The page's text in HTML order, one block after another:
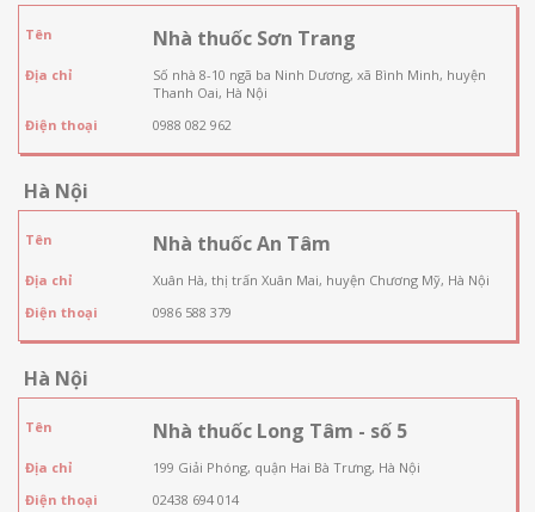
Tên Nhà thuốc Sơn Trang
Địa chỉ
Số nhà 8-10 ngã ba Ninh Dương, xã Bình Minh, huyện
Thanh Oai, Hà Nội
Điện thoại
0988 082 962
Hà Nội
Tên Nhà thuốc An Tâm
Địa chỉ
Xuân Hà, thị trấn Xuân Mai, huyện Chương Mỹ, Hà Nội
Điện thoại
0986 588 379
Hà Nội
Tên Nhà thuốc Long Tâm - số 5
Địa chỉ
199 Giải Phóng, quận Hai Bà Trưng, Hà Nội
Điện thoại
02438 694 014